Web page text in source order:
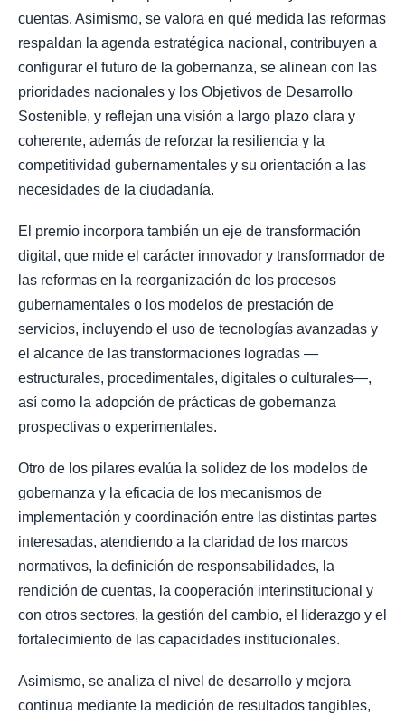
cuentas. Asimismo, se valora en qué medida las reformas
respaldan la agenda estratégica nacional, contribuyen a
configurar el futuro de la gobernanza, se alinean con las
prioridades nacionales y los Objetivos de Desarrollo
Sostenible, y reflejan una visión a largo plazo clara y
coherente, además de reforzar la resiliencia y la
competitividad gubernamentales y su orientación a las
necesidades de la ciudadanía.
El premio incorpora también un eje de transformación
digital, que mide el carácter innovador y transformador de
las reformas en la reorganización de los procesos
gubernamentales o los modelos de prestación de
servicios, incluyendo el uso de tecnologías avanzadas y
el alcance de las transformaciones logradas —
estructurales, procedimentales, digitales o culturales—,
así como la adopción de prácticas de gobernanza
prospectivas o experimentales.
Otro de los pilares evalúa la solidez de los modelos de
gobernanza y la eficacia de los mecanismos de
implementación y coordinación entre las distintas partes
interesadas, atendiendo a la claridad de los marcos
normativos, la definición de responsabilidades, la
rendición de cuentas, la cooperación interinstitucional y
con otros sectores, la gestión del cambio, el liderazgo y el
fortalecimiento de las capacidades institucionales.
Asimismo, se analiza el nivel de desarrollo y mejora
continua mediante la medición de resultados tangibles,